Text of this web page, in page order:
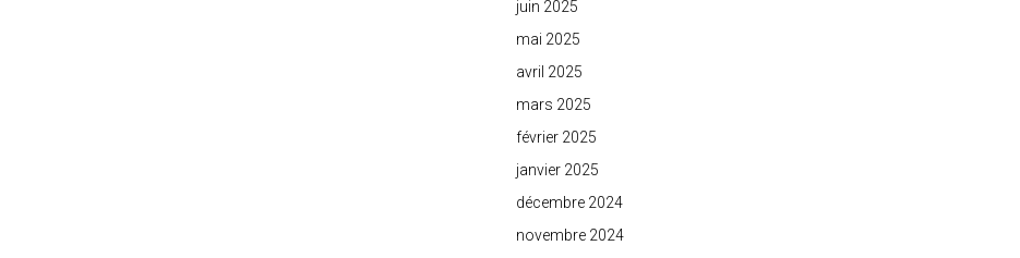
juin 2025
mai 2025
avril 2025
mars 2025
février 2025
janvier 2025
décembre 2024
novembre 2024